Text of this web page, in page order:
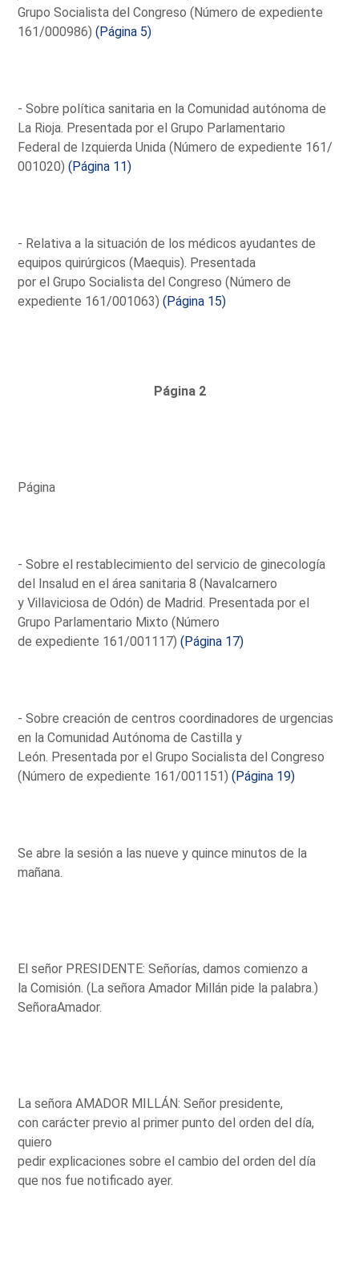
Grupo Socialista del Congreso (Número de expediente
161/000986)(Página 5)
- Sobre política sanitaria en la Comunidad autónoma de
La Rioja. Presentada por el Grupo Parlamentario
Federal de Izquierda Unida (Número de expediente 161/
001020)(Página 11)
- Relativa a la situación de los médicos ayudantes de
equipos quirúrgicos (Maequis). Presentada
por el Grupo Socialista del Congreso (Número de
expediente 161/001063)(Página 15)
Página 2
Página
- Sobre el restablecimiento del servicio de ginecología
del Insalud en el área sanitaria 8 (Navalcarnero
y Villaviciosa de Odón) de Madrid. Presentada por el
Grupo Parlamentario Mixto (Número
de expediente 161/001117)(Página 17)
- Sobre creación de centros coordinadores de urgencias
en la Comunidad Autónoma de Castilla y
León. Presentada por el Grupo Socialista del Congreso
(Número de expediente 161/001151)(Página 19)
Se abre la sesión a las nueve y quince minutos de la
mañana.
El señor PRESIDENTE: Señorías, damos comienzo a
la Comisión. (La señora Amador Millán pide la palabra.)
SeñoraAmador.
La señora AMADOR MILLÁN: Señor presidente,
con carácter previo al primer punto del orden del día,
quiero
pedir explicaciones sobre el cambio del orden del día
que nos fue notificado ayer.